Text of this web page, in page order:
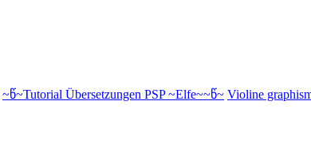
~წ~Tutorial Übersetzungen PSP ~Elfe~~წ~ Violine